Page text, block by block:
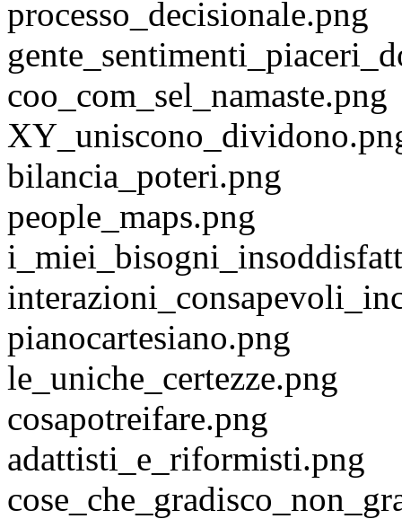
processo_decisionale.png
coo_com_sel_namaste.png
bilancia_poteri.png
people_maps.png
pianocartesiano.png
le_uniche_certezze.png
cosapotreifare.png
adattisti_e_riformisti.png